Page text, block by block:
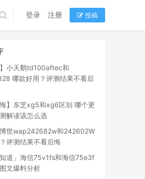
登录 注册 投稿
】小天鹅td100aftec和
哪款好用？评测结果不看后
悔】东芝xg5和xg6区别 哪个更
解读该怎么选
世wap242682w和242602W
评测结果不看后悔
知道」海信75v1fs和海信75e3f
文爆料分析